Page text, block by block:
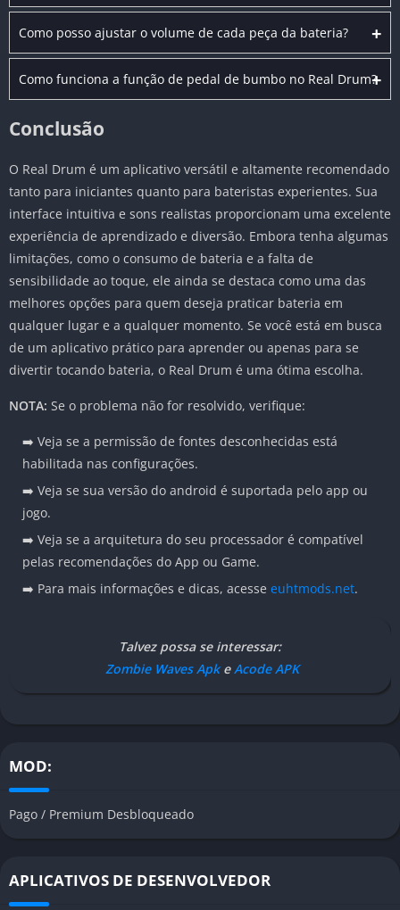
+
Como posso ajustar o volume de cada peça da bateria?
+
Como funciona a função de pedal de bumbo no Real Drum?
Conclusão
O Real Drum é um aplicativo versátil e altamente recomendado
tanto para iniciantes quanto para bateristas experientes. Sua
interface intuitiva e sons realistas proporcionam uma excelente
experiência de aprendizado e diversão. Embora tenha algumas
limitações, como o consumo de bateria e a falta de
sensibilidade ao toque, ele ainda se destaca como uma das
melhores opções para quem deseja praticar bateria em
qualquer lugar e a qualquer momento. Se você está em busca
de um aplicativo prático para aprender ou apenas para se
divertir tocando bateria, o Real Drum é uma ótima escolha.
NOTA: Se o problema não for resolvido, verifique:
➡️ Veja se a permissão de fontes desconhecidas está
habilitada nas configurações.
➡️ Veja se sua versão do android é suportada pelo app ou
jogo.
➡️ Veja se a arquitetura do seu processador é compatível
pelas recomendações do App ou Game.
➡️ Para mais informações e dicas, acesse euhtmods.net.
Talvez possa se interessar:
Zombie Waves ApkeAcode APK
MOD:
Pago / Premium Desbloqueado
APLICATIVOS DE DESENVOLVEDOR